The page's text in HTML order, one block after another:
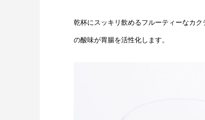
乾杯にスッキリ飲めるフルーティーなカ
の酸味が胃腸を活性化します。